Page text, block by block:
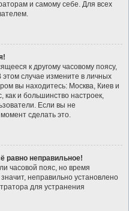
и самому себе. Для всех
к другому часовому поясу,
этом случае измените в личных
вы находитесь: Москва, Киев и
как и большинство настроек,
Если вы не
сделать это.
равно неправильное!
часовой пояс, но время
неправильно установлено
для устранения